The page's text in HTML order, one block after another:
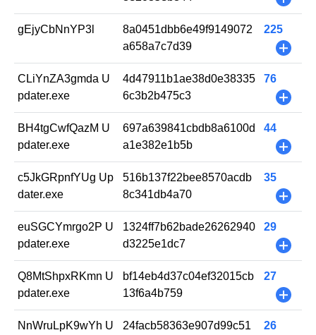
gEjyCbNnYP3l
8a0451dbb6e49f9149072
a658a7c7d39
225
+
CLiYnZA3gmda U
pdater.exe
4d47911b1ae38d0e38335
6c3b2b475c3
76
+
BH4tgCwfQazM U
pdater.exe
697a639841cbdb8a6100d
a1e382e1b5b
44
+
c5JkGRpnfYUg Up
dater.exe
516b137f22bee8570acdb
8c341db4a70
35
+
euSGCYmrgo2P U
pdater.exe
1324ff7b62bade26262940
d3225e1dc7
29
+
Q8MtShpxRKmn U
pdater.exe
bf14eb4d37c04ef32015cb
13f6a4b759
27
+
NnWruLpK9wYh U
24facb58363e907d99c51
26